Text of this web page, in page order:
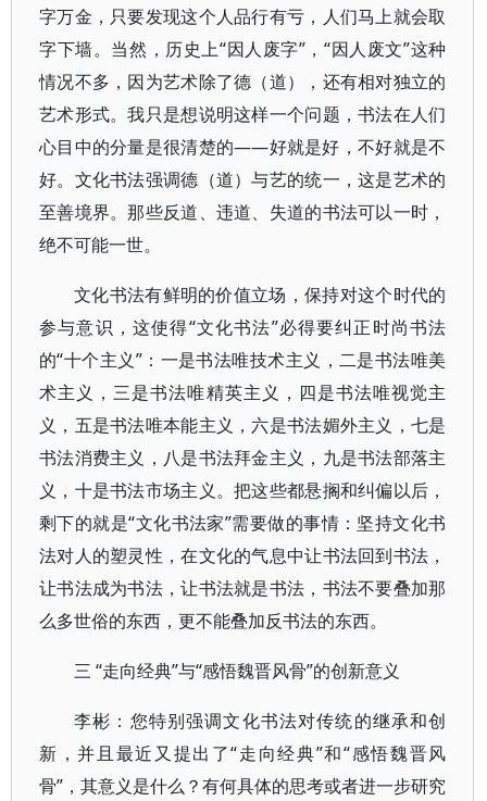
字万金，只要发现这个人品行有亏，人们马上就会取
字下墙。当然，历史上“因人废字”，“因人废文”这种
情况不多，因为艺术除了德（道），还有相对独立的
艺术形式。我只是想说明这样一个问题，书法在人们
心目中的分量是很清楚的——好就是好，不好就是不
好。文化书法强调德（道）与艺的统一，这是艺术的
至善境界。那些反道、违道、失道的书法可以一时，
绝不可能一世。
文化书法有鲜明的价值立场，保持对这个时代的
参与意识，这使得“文化书法”必得要纠正时尚书法
的“十个主义”：一是书法唯技术主义，二是书法唯美
术主义，三是书法唯精英主义，四是书法唯视觉主
义，五是书法唯本能主义，六是书法媚外主义，七是
书法消费主义，八是书法拜金主义，九是书法部落主
义，十是书法市场主义。把这些都悬搁和纠偏以后，
剩下的就是“文化书法家”需要做的事情：坚持文化书
法对人的塑灵性，在文化的气息中让书法回到书法，
让书法成为书法，让书法就是书法，书法不要叠加那
么多世俗的东西，更不能叠加反书法的东西。
三 “走向经典”与“感悟魏晋风骨”的创新意义
李彬：您特别强调文化书法对传统的继承和创
新，并且最近又提出了“走向经典”和“感悟魏晋风
骨”，其意义是什么？有何具体的思考或者进一步研究